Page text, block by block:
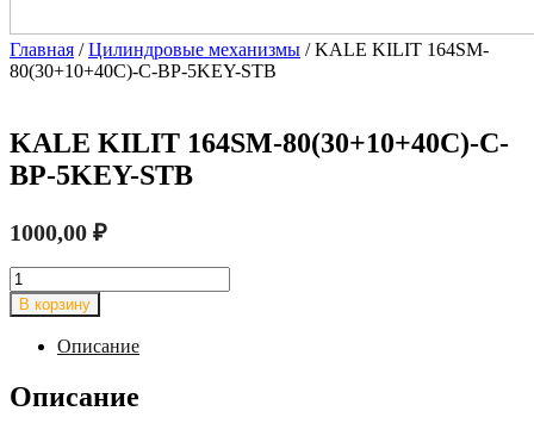
Главная /Цилиндровые механизмы / KALE KILIT 164SM-
80(30+10+40C)-C-BP-5KEY-STB
KALE KILIT 164SM-80(30+10+40C)-C-
BP-5KEY-STB
1000,00 ₽
Количество
товара
KALE
KILIT
164SM-
80(30+10+40C)-
C-
В корзину
Описание
Описание